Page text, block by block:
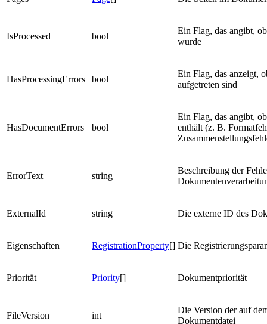
IsProcessed bool
Ein Flag, das angibt,
wurde
HasProcessingErrors bool
Ein Flag, das anzeigt,
aufgetreten sind
HasDocumentErrors bool
Ein Flag, das angibt,
enthält (z. B.
ErrorText string
Beschreibung der
ExternalId string Die externe ID des
Eigenschaften RegistrationProperty[] Die
Priorität Priority[] Dokumentpriorität
FileVersion int
Die Version der auf
Dokumentdatei